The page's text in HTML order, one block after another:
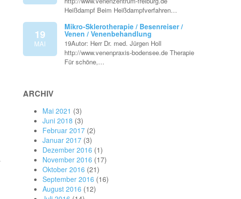
Heißdampf Beim Heißdampfverfahren…
19
MAI
Mikro-Sklerotherapie / Besenreiser /
Venen / Venenbehandlung
19Autor: Herr Dr. med. Jürgen Holl
http://www.venenpraxis-bodensee.de Therapie
Für schöne,…
ARCHIV
Mai 2021 (3)
Juni 2018 (3)
Februar 2017 (2)
Januar 2017 (3)
Dezember 2016 (1)
November 2016 (17)
Oktober 2016 (21)
September 2016 (16)
August 2016 (12)